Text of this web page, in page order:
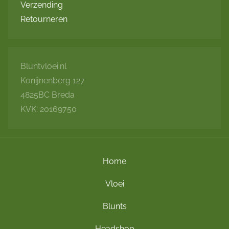
Verzending
Retourneren
Bluntvloei.nl
Konijnenberg 127
4825BC Breda
KVK: 20169750
Home
Vloei
Blunts